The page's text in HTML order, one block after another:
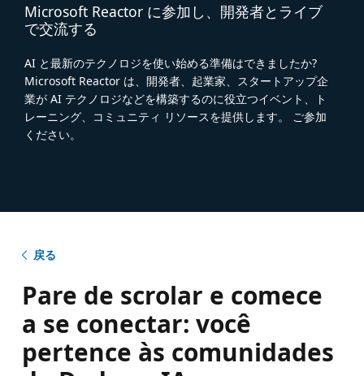
Microsoft Reactor に参加し、開発者とライブ
で交流する
AI と最新のテクノロジを使い始める準備はできましたか?
Microsoft Reactor は、開発者、起業家、スタートアップ企
業が AI テクノロジなどを構築するのに役立つイベント、ト
レーニング、コミュニティ リソースを提供します。 ご参加
ください。
戻る
Pare de scrolar e comece
a se conectar: você
pertence às comunidades